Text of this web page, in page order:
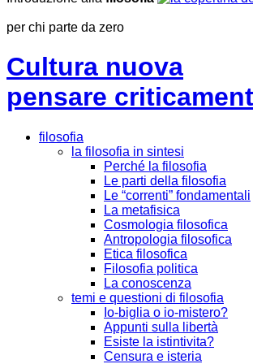
per chi parte da zero
Cultura nuova
pensare
filosofia
la filosofia in sintesi
Perché la filosofia
Le parti della filosofia
Le “correnti” fondamentali
La metafisica
Cosmologia filosofica
Antropologia filosofica
Etica filosofica
Filosofia politica
La conoscenza
temi e questioni di filosofia
Io-biglia o io-mistero?
Appunti sulla libertà
Esiste la istintivita?
Censura e isteria